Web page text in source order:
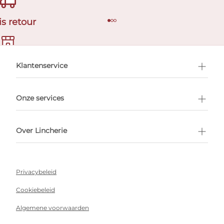
retour
afspraak
Klantenservice
Onze services
Over Lincherie
Privacybeleid
Cookiebeleid
Algemene voorwaarden